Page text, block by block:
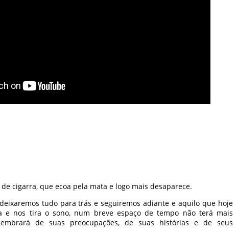
cigarra, que ecoa pela mata e logo mais desaparece.
tudo para trás e seguiremos adiante e aquilo que hoje
e nos tira o sono, num breve espaço de tempo não terá mais
de suas preocupações, de suas histórias e de seus